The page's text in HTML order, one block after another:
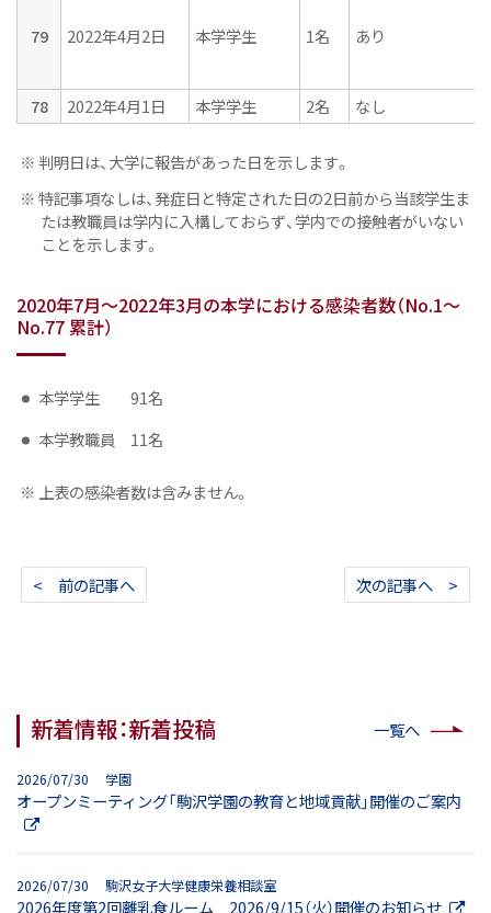
79 2022年4月2日 本学学生 1名 あり
78 2022年4月1日 本学学生 2名 なし
※ 判明日は、大学に報告があった日を示します。
※ 特記事項なしは、発症日と特定された日の2日前から当該学生ま
たは教職員は学内に入構しておらず、学内での接触者がいない
ことを示します。
2020年7月～2022年3月の本学における感染者数（No.1～
No.77 累計）
本学学生 91名
本学教職員 11名
※ 上表の感染者数は含みません。
< 前の記事へ 次の記事へ >
新着情報：新着投稿 一覧へ
2026/07/30 学園
オープンミーティング「駒沢学園の教育と地域貢献」開催のご案内
2026/07/30 駒沢女子大学健康栄養相談室
2026年度第2回離乳食ルーム 2026/9/15（火）開催のお知らせ